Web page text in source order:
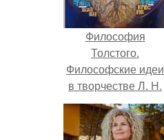
Философия
Толстого.
Философские идеи
в творчестве Л. Н.
Толстого.